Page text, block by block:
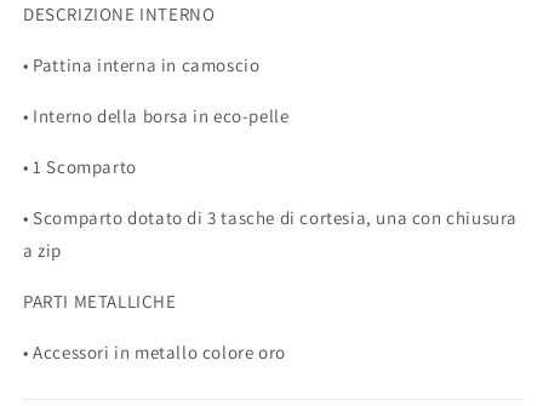
DESCRIZIONE INTERNO
• Pattina interna in camoscio
• Interno della borsa in eco-pelle
• 1 Scomparto
• Scomparto dotato di 3 tasche di cortesia, una con chiusura
a zip
PARTI METALLICHE
• Accessori in metallo colore oro